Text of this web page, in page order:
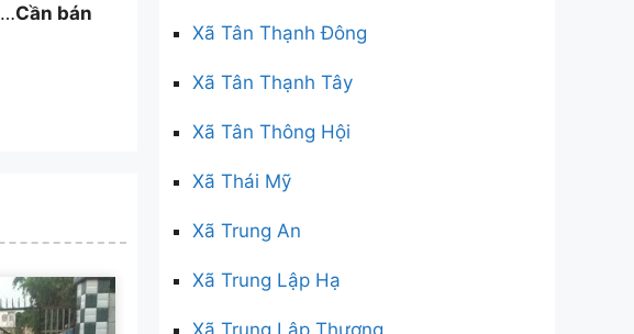
…Cần bán
Xã Tân Thạnh Đông
Xã Tân Thạnh Tây
Xã Tân Thông Hội
Xã Thái Mỹ
Xã Trung An
Xã Trung Lập Hạ
Xã Trung Lập Thượng